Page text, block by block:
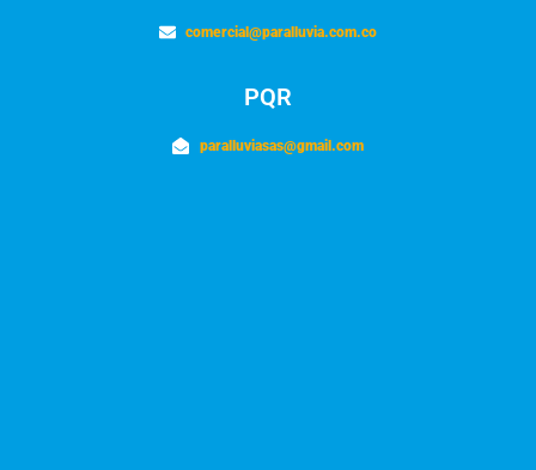
comercial@paralluvia.com.co
PQR
paralluviasas@gmail.com